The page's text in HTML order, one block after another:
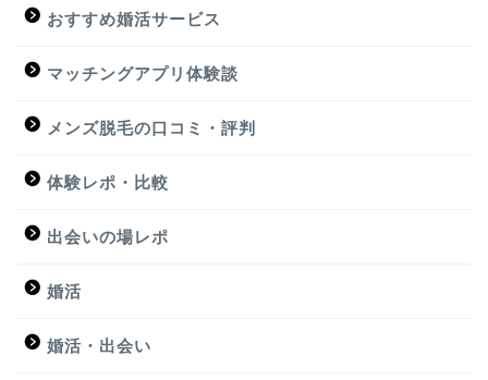
おすすめ婚活サービス
マッチングアプリ体験談
メンズ脱毛の口コミ・評判
体験レポ・比較
出会いの場レポ
婚活
婚活・出会い